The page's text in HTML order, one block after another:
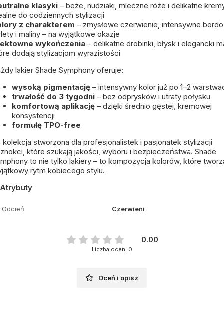
klasyki – beże, nudziaki, mleczne róże i delikatne
do codziennych stylizacji
z charakterem – zmysłowe czerwienie, intensywne
i maliny – na wyjątkowe okazje
wykończenia – delikatne drobinki, błysk i elegancki
dodają stylizacjom wyrazistości
lakier Shade Symphony oferuje:
wysoką pigmentację – intensywny kolor już po 1–2
trwałość do 3 tygodni – bez odprysków i utraty połysku
komfortową aplikację – dzięki średnio gęstej, kremowej
konsystencji
formułę TPO-free
kolekcja stworzona dla profesjonalistek i pasjonatek stylizacji
które szukają jakości, wyboru i bezpieczeństwa. Shade
to nie tylko lakiery – to kompozycja kolorów, które
rytm kobiecego stylu.
Atrybuty
Odcień Czerwieni
0.00
Liczba ocen: 0
Oceń i opisz